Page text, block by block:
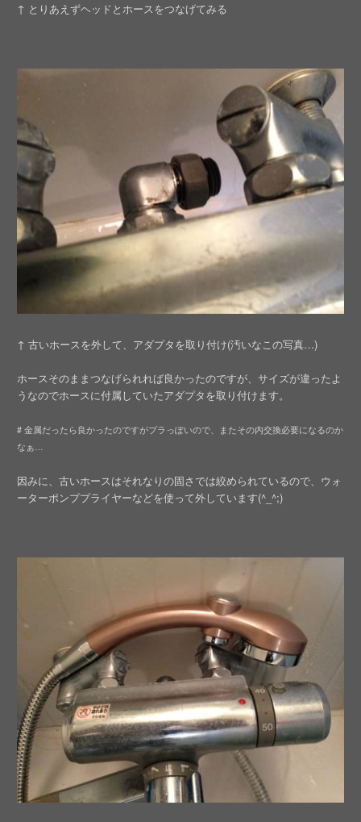
↑ とりあえずヘッドとホースをつなげてみる
↑ 古いホースを外して、アダプタを取り付け(汚いなこの写真…)
ホースそのままつなげられれば良かったのですが、サイズが違ったよ
うなのでホースに付属していたアダプタを取り付けます。
# 金属だったら良かったのですがプラっぽいので、またその内交換必要になるのか
なぁ…
因みに、古いホースはそれなりの固さでは絞められているので、ウォ
ーターポンププライヤーなどを使って外しています(^_^;)